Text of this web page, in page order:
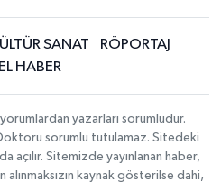
SANAT
RÖPORTAJ
HABER
yazarları sorumludur.
sorumlu tutulamaz. Sitedeki
açılır. Sitemizde yayınlanan haber,
kaynak gösterilse dahi,